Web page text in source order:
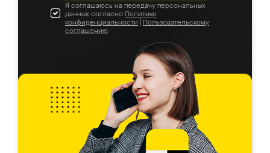
Я соглашаюсь на передачу персональных
данных согласно Политике
конфиденциальности
Пользовательскому
соглашению